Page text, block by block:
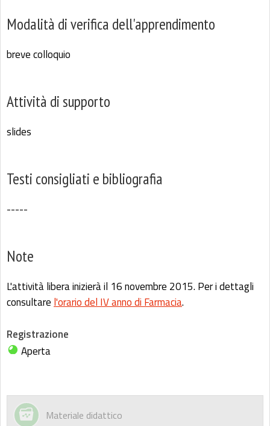
Modalità di verifica dell'apprendimento
breve colloquio
Attività di supporto
slides
Testi consigliati e bibliografia
-----
Note
L'attività libera inizierà il 16 novembre 2015. Per i dettagli
consultarel'orario del IV anno di Farmacia.
Registrazione
Aperta
Materiale didattico